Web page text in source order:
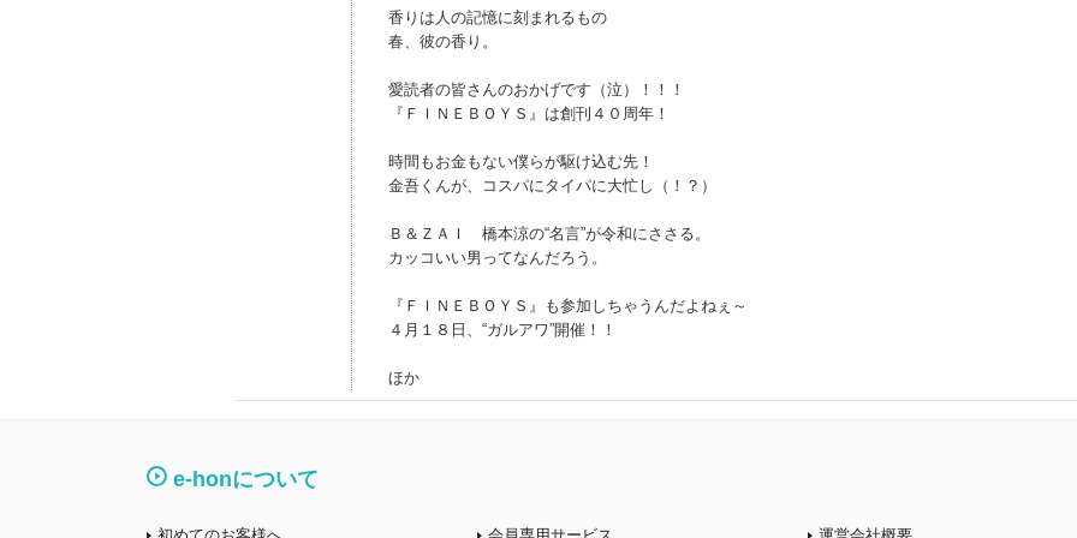
香りは人の記憶に刻まれるもの
春、彼の香り。
愛読者の皆さんのおかげです（泣）！！！
『ＦＩＮＥＢＯＹＳ』は創刊４０周年！
時間もお金もない僕らが駆け込む先！
金吾くんが、コスパにタイパに大忙し（！？）
Ｂ＆ＺＡＩ 橋本涼の“名言”が令和にささる。
カッコいい男ってなんだろう。
『ＦＩＮＥＢＯＹＳ』も参加しちゃうんだよねぇ～
４月１８日、“ガルアワ”開催！！
ほか
e-honについて